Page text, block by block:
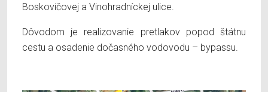
Boskovičovej a Vinohradníckej ulice.
Dôvodom je realizovanie pretlakov popod štátnu
cestu a osadenie dočasného vodovodu – bypassu.